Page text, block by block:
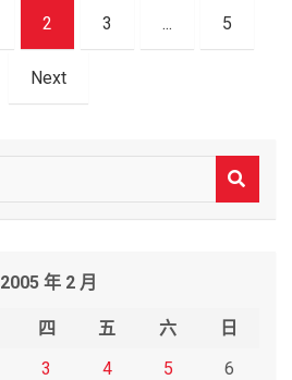
2 3 ... 5
Next
2005 年 2 月
四 五 六
日
3 4 5
6